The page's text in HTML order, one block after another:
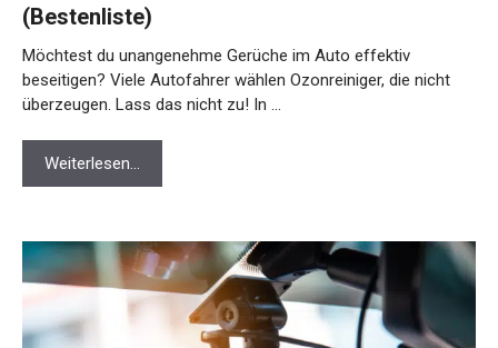
(Bestenliste)
Möchtest du unangenehme Gerüche im Auto effektiv
beseitigen? Viele Autofahrer wählen Ozonreiniger, die nicht
überzeugen. Lass das nicht zu! In …
Weiterlesen…